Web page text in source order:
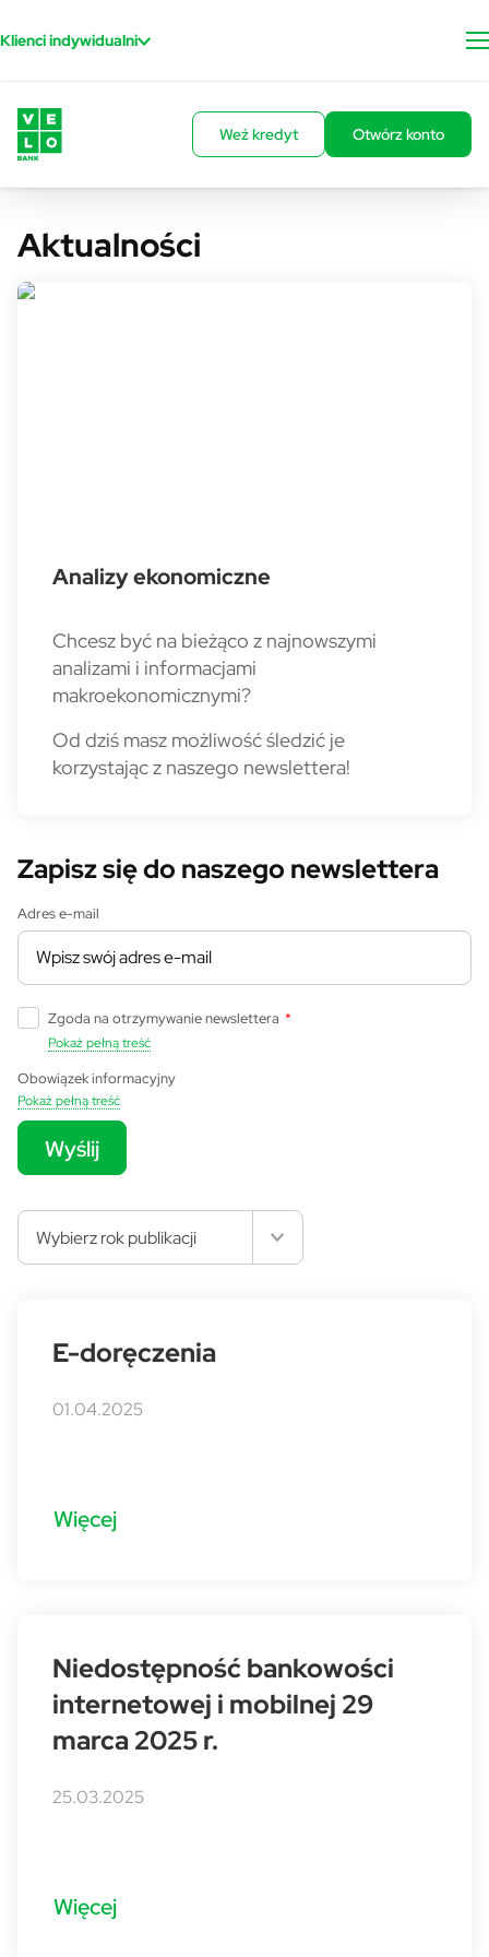
Klienci indywidualni
Weź kredyt Otwórz konto
Aktualności
Analizy ekonomiczne
Chcesz być na bieżąco z najnowszymi
analizami i informacjami
makroekonomicznymi?
Od dziś masz możliwość śledzić je
korzystając z naszego newslettera!
Zapisz się do naszego newslettera
Adres e-mail
Zgoda na otrzymywanie newslettera *
Pokaż pełną treść
Obowiązek informacyjny
Pokaż pełną treść
Wyślij
Wybierz rok publikacji
E-doręczenia
01.04.2025
Więcej
Niedostępność bankowości
internetowej i mobilnej 29
marca 2025 r.
25.03.2025
Więcej